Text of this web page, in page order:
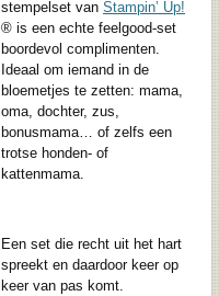
stempelset van Stampin’ Up!
® is een echte feelgood-set
boordevol complimenten.
Ideaal om iemand in de
bloemetjes te zetten: mama,
oma, dochter, zus,
bonusmama… of zelfs een
trotse honden- of
kattenmama.
Een set die recht uit het hart
spreekt en daardoor keer op
keer van pas komt.